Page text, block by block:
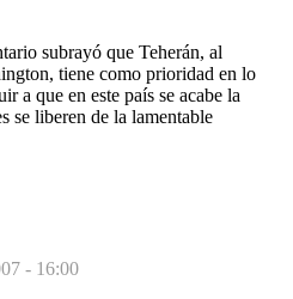
subrayó que Teherán, al
tiene como prioridad en lo
a que en este país se acabe la
se liberen de la lamentable
- 16:00